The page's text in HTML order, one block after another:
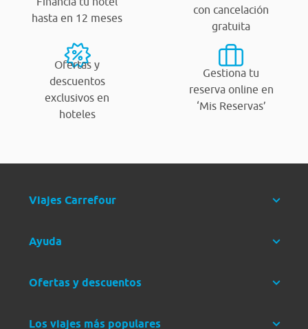
hasta en 12 meses
con cancelación
gratuita
Ofertas y
descuentos
exclusivos en
hoteles
Gestiona tu
reserva online en
‘Mis Reservas’
Viajes Carrefour
Ayuda
Ofertas y descuentos
Los viajes más populares